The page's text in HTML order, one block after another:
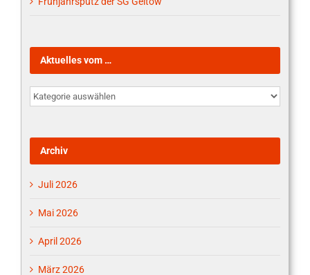
Aktuelles vom …
Aktuelles
vom
Archiv
Juli 2026
Mai 2026
April 2026
März 2026